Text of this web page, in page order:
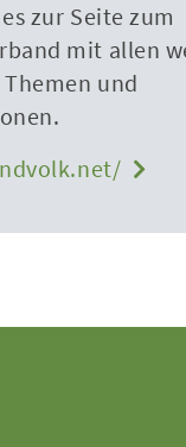
zur Seite zum
mit allen
und